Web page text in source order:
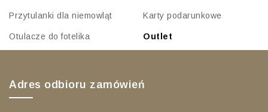
Przytulanki dla niemowląt
Otulacze do fotelika
Karty podarunkowe
Outlet
Adres odbioru zamówień